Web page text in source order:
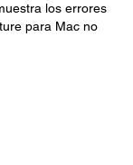
los errores
para Mac no